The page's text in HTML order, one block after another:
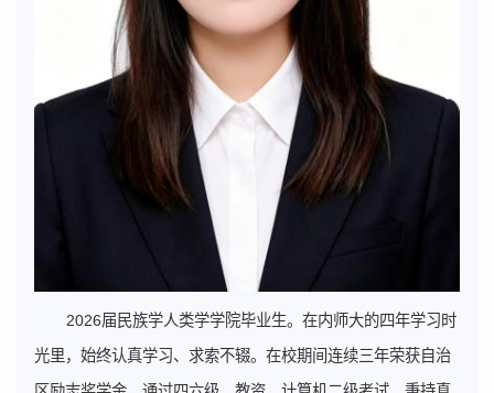
2026届民族学人类学学院毕业生。在内师大的四年学习时
光里，始终认真学习、求索不辍。在校期间连续三年荣获自治